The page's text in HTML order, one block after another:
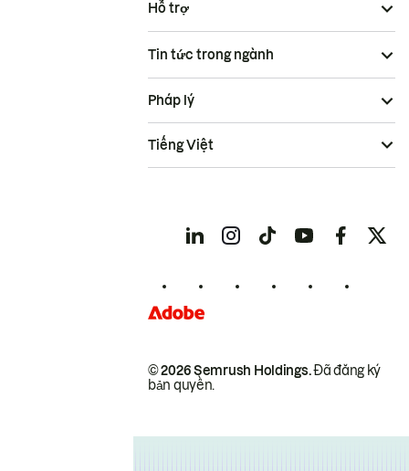
Hỗ trợ
Tin tức trong ngành
© 2026 Semrush Holdings.Đã đăng ký
bản quyền.
Pháp lý
Tiếng Việt